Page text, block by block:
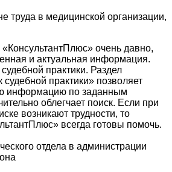
труда в медицинской организации,
очень давно,
и актуальная информация.
практики. Раздел
практики» позволяет
информацию по заданным
облегчает поиск. Если при
возникают трудности, то
всегда готовы помочь.
отдела в администрации